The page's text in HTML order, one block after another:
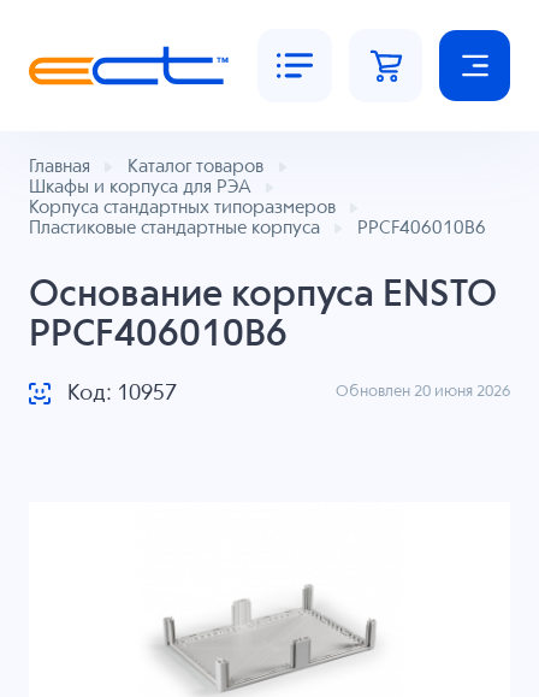
Главная
Каталог товаров
Шкафы и корпуса для РЭА
Корпуса стандартных типоразмеров
Пластиковые стандартные корпуса
PPCF406010B6
Основание корпуса ENSTO
PPCF406010B6
Код: 10957 Обновлен 20 июня 2026